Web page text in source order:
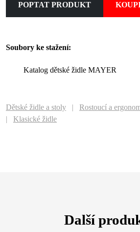
POPTAT PRODUKT
Soubory ke stažení:
Katalog dětské židle MAYER
Dětské židle a stoly
Rostoucí a
Klasické židle
Další